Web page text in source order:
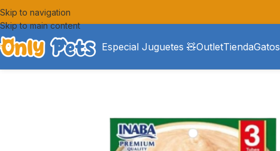
Skip to navigation
Skip to main content
Especial Juguetes 🧸OutletTiendaGatos